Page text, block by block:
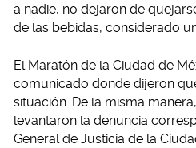
a nadie, no dejaron de
de las bebidas, considerado
El Maratón de la Ciudad de
comunicado donde dijeron
situación. De la misma
levantaron la denuncia
General de Justicia de la